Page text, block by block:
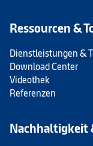
Ressourcen &
Dienstleistungen &
Download Center
Videothek
Referenzen
Nachhaltigkeit